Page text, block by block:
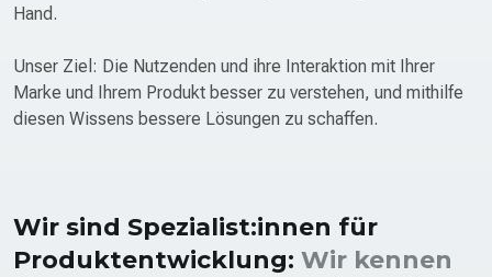
Hand.
Unser Ziel: Die Nutzenden und ihre Interaktion mit Ihrer
Marke und Ihrem Produkt besser zu verstehen, und mithilfe
diesen Wissens bessere Lösungen zu schaffen.
Wir sind Spezialist:innen für
Produkt­entwicklung: Wir kennen